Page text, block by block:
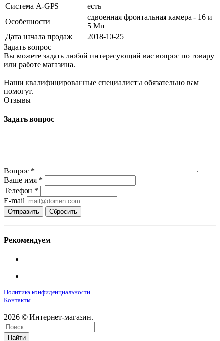
Cистема A-GPS
есть
Особенности
сдвоенная фронтальная камера - 16 и
5 Мп
Дата начала продаж
2018-10-25
Задать вопрос
Вы можете задать любой интересующий вас вопрос по товару
или работе магазина.
Наши квалифицированные специалисты обязательно вам
помогут.
Отзывы
Задать вопрос
Вопрос *
Ваше имя *
Телефон *
E-mail
Сбросить
Рекомендуем
Политика конфиденциальности
Контакты
2026 © Интернет-магазин.
Найти